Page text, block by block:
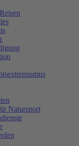
Natursport